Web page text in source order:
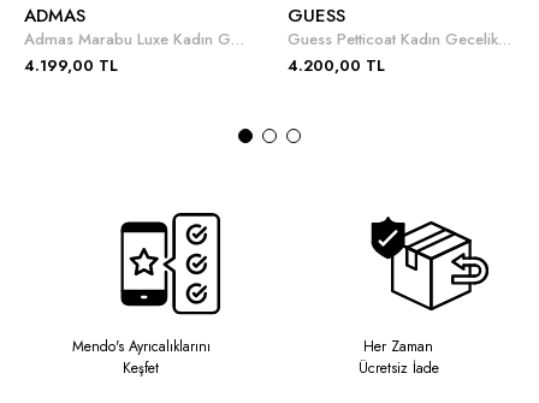
ADMAS
Admas Marabu Luxe Kadın Gecelik Siyah
4.199,00 TL
GUESS
Guess Petticoat Kadın Gecelik Pembe
4.200,00 TL
Mendo's Ayrıcalıklarını
Keşfet
Her Zaman
Ücretsiz İade